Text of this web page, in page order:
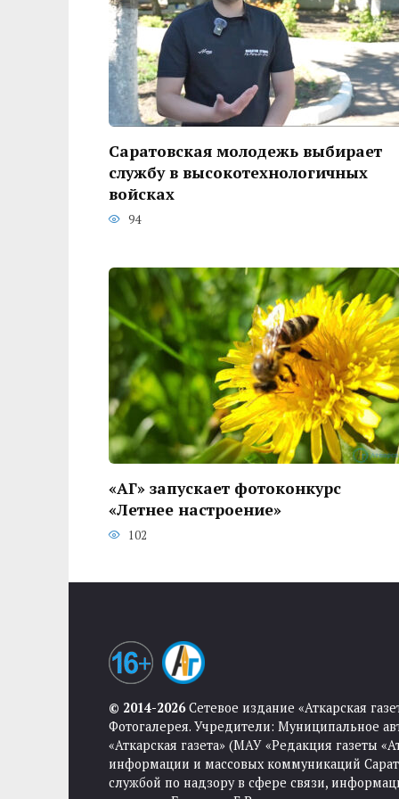
Саратовская молодежь выбирает
службу в высокотехнологичных
войсках
94
«АГ» запускает фотоконкурс
«Летнее настроение»
102
© 2014-2026Сетевое издание «Аткарская
Фотогалерея. Учредители: Муниципальное
«Аткарская газета» (МАУ «Редакция газеты
информации и массовых коммуникаций
службой по надзору в сфере связи,